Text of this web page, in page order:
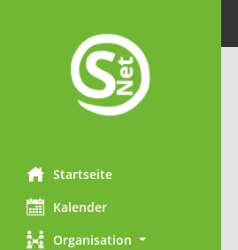
Startseite
Kalender
Organisation